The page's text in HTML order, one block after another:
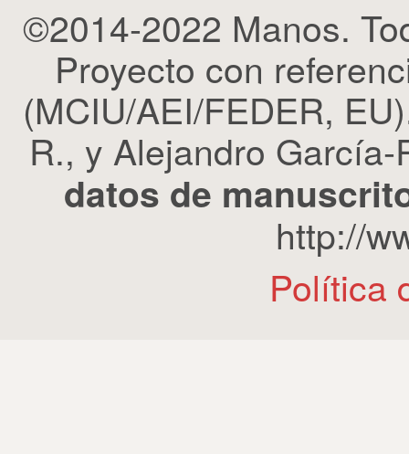
©2014-2022 Manos.
Proyecto con
(MCIU/AEI/FEDER,
R., y Alejandro
datos de
http://
Política